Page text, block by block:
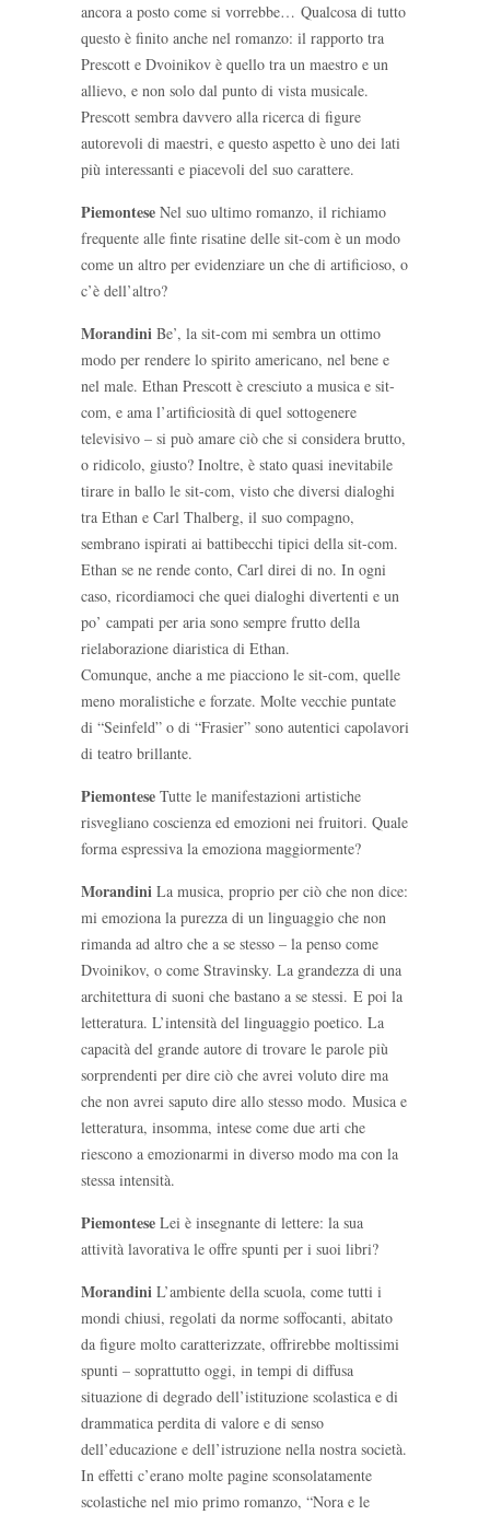
ancora a posto come si vorrebbe… Qualcosa di tutto
questo è finito anche nel romanzo: il rapporto tra
Prescott e Dvoinikov è quello tra un maestro e un
allievo, e non solo dal punto di vista musicale.
Prescott sembra davvero alla ricerca di figure
autorevoli di maestri, e questo aspetto è uno dei lati
più interessanti e piacevoli del suo carattere.
Piemontese Nel suo ultimo romanzo, il richiamo
frequente alle finte risatine delle sit-com è un modo
come un altro per evidenziare un che di artificioso, o
c’è dell’altro?
Morandini Be’, la sit-com mi sembra un ottimo
modo per rendere lo spirito americano, nel bene e
nel male. Ethan Prescott è cresciuto a musica e sit-
com, e ama l’artificiosità di quel sottogenere
televisivo – si può amare ciò che si considera brutto,
o ridicolo, giusto? Inoltre, è stato quasi inevitabile
tirare in ballo le sit-com, visto che diversi dialoghi
tra Ethan e Carl Thalberg, il suo compagno,
sembrano ispirati ai battibecchi tipici della sit-com.
Ethan se ne rende conto, Carl direi di no. In ogni
caso, ricordiamoci che quei dialoghi divertenti e un
po’ campati per aria sono sempre frutto della
rielaborazione diaristica di Ethan.
Comunque, anche a me piacciono le sit-com, quelle
meno moralistiche e forzate. Molte vecchie puntate
di “Seinfeld” o di “Frasier” sono autentici capolavori
di teatro brillante.
Piemontese Tutte le manifestazioni artistiche
risvegliano coscienza ed emozioni nei fruitori. Quale
forma espressiva la emoziona maggiormente?
Morandini La musica, proprio per ciò che non dice:
mi emoziona la purezza di un linguaggio che non
rimanda ad altro che a se stesso – la penso come
Dvoinikov, o come Stravinsky. La grandezza di una
architettura di suoni che bastano a se stessi. E poi la
letteratura. L’intensità del linguaggio poetico. La
capacità del grande autore di trovare le parole più
sorprendenti per dire ciò che avrei voluto dire ma
che non avrei saputo dire allo stesso modo. Musica e
letteratura, insomma, intese come due arti che
riescono a emozionarmi in diverso modo ma con la
stessa intensità.
Piemontese Lei è insegnante di lettere: la sua
attività lavorativa le offre spunti per i suoi libri?
Morandini L’ambiente della scuola, come tutti i
mondi chiusi, regolati da norme soffocanti, abitato
da figure molto caratterizzate, offrirebbe moltissimi
spunti – soprattutto oggi, in tempi di diffusa
situazione di degrado dell’istituzione scolastica e di
drammatica perdita di valore e di senso
dell’educazione e dell’istruzione nella nostra società.
In effetti c’erano molte pagine sconsolatamente
scolastiche nel mio primo romanzo, “Nora e le